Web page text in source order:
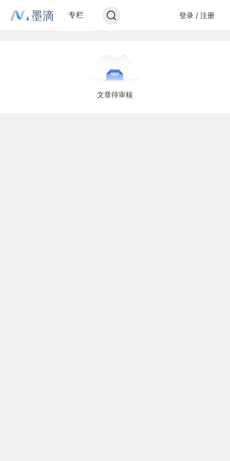
墨滴 专栏 登录 / 注册
文章待审核